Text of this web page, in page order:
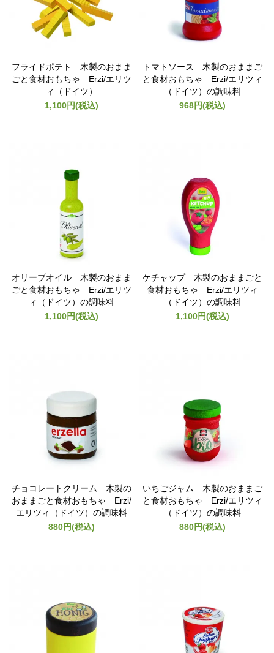
フライドポテト 木製のおまま
ごと食材おもちゃ Erzi/エリツ
ィ（ドイツ）
1,100円(税込)
トマトソース 木製のおままご
と食材おもちゃ Erzi/エリツィ
（ドイツ）の調味料
968円(税込)
オリーブオイル 木製のおまま
ごと食材おもちゃ Erzi/エリツ
ィ（ドイツ）の調味料
1,100円(税込)
ケチャップ 木製のおままごと
食材おもちゃ Erzi/エリツィ
（ドイツ）の調味料
1,100円(税込)
チョコレートクリーム 木製の
おままごと食材おもちゃ Erzi/
エリツィ（ドイツ）の調味料
880円(税込)
いちごジャム 木製のおままご
と食材おもちゃ Erzi/エリツィ
（ドイツ）の調味料
880円(税込)